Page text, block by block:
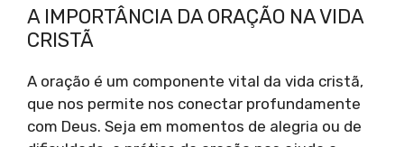
A IMPORTÂNCIA DA ORAÇÃO NA VIDA
CRISTÃ
A oração é um componente vital da vida cristã,
que nos permite nos conectar profundamente
com Deus. Seja em momentos de alegria ou de